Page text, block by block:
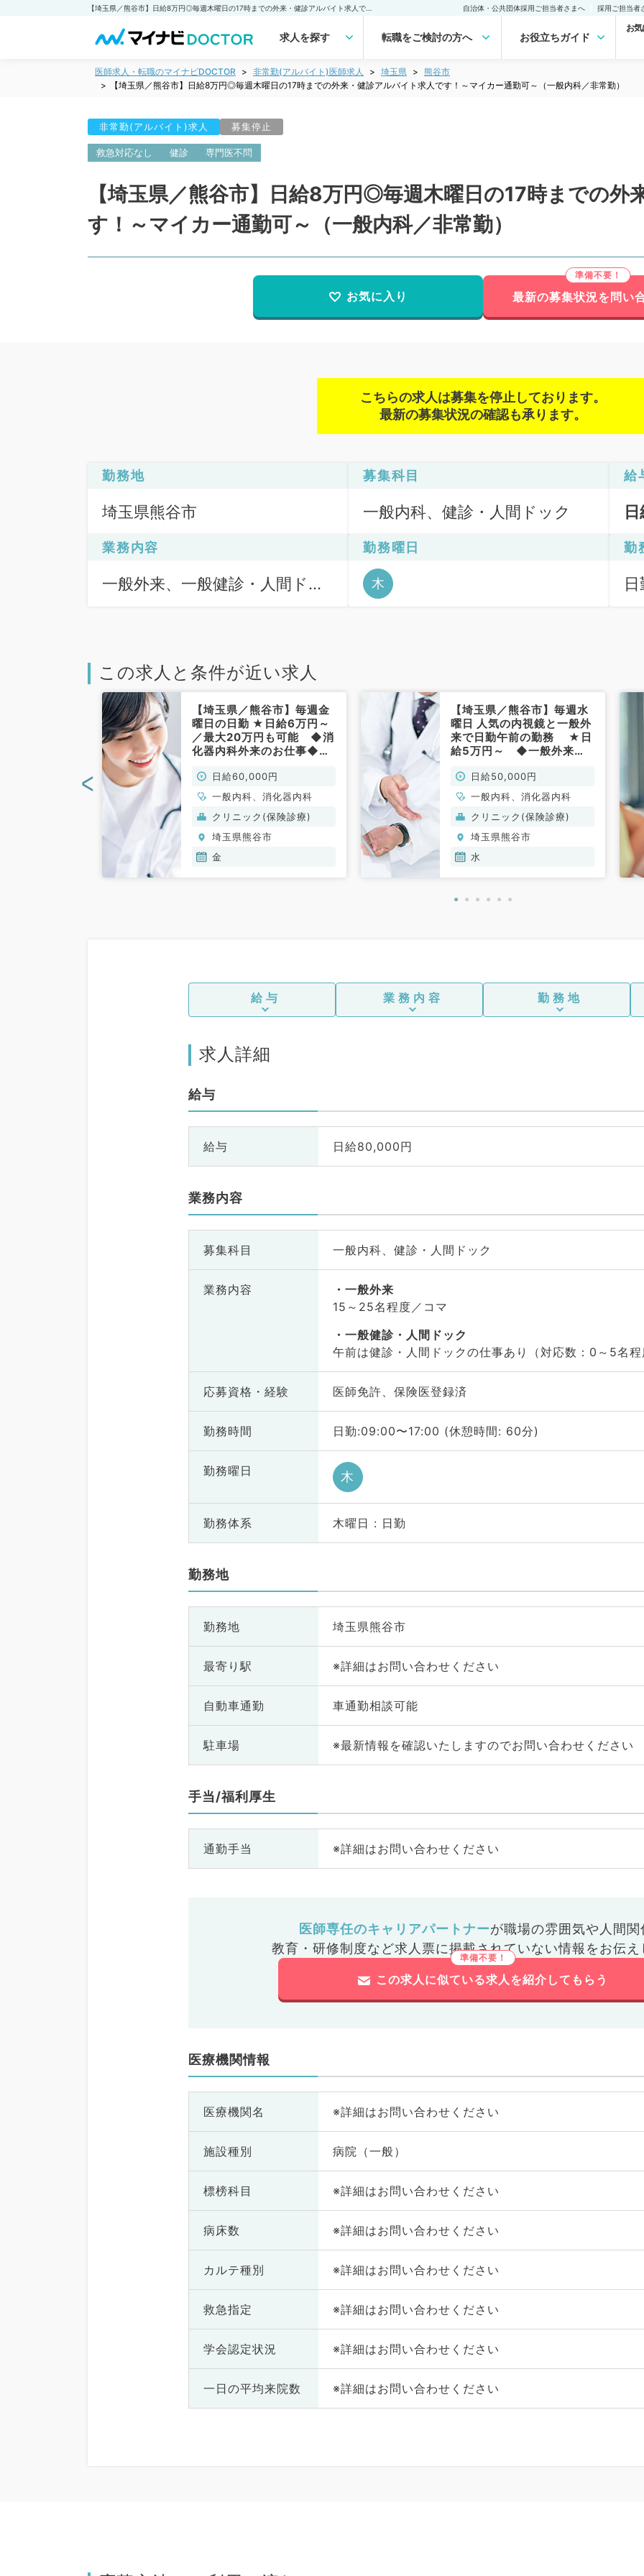
自治体・公共団体採用ご担当者さまへ 採用ご担当者
求人を探す 転職をご検討の方へ お役立ちガイド
お
医師求人・転職のマイナビDOCTOR 非常勤(アルバイト)医師求人 埼玉県
熊谷市
【埼玉県／熊谷市】日給8万円◎毎週木曜日の17時までの外来・健診アルバイト求人です！～マイカー通勤可～（一般内科／非常勤）
非常勤(アルバイト)求人 募集停止
救急対応なし 健診 専門医不問
【埼玉県／熊谷市】日給8万円◎毎週木曜日の17時までの外
す！～マイカー通勤可～（一般内科／非常勤）
お気に入り 最新の募集状況を問い
こちらの求人は募集を停止しております。
最新の募集状況の確認も承ります。
勤務地
埼玉県熊谷市
募集科目
一般内科、健診・人間ドック
給
業務内容
一般外来、一般健診・人間ドッ
勤務曜日
木
勤
この求人と条件が近い求人
【埼玉県／熊谷市】毎週金
曜日の日勤 ★日給6万円～
／最大20万円も可能 ◆消
化器内科外来のお仕事◆内
カー通勤可～（一般内科・
消化器内科／非常勤）
日給60,000円
一般内科、消化器内科
クリニック(保険診療)
埼玉県熊谷市
金
【埼玉県／熊谷市】毎週水
曜日 人気の内視鏡と一般外
来で日勤午前の勤務 ★日
給5万円～ ◆一般外来・
カー通勤可～（消化器内科
／非常勤）
日給50,000円
一般内科、消化器内科
クリニック(保険診療)
埼玉県熊谷市
水
<
給与 業務内容 勤務地
求人詳細
給与
給与 日給80,000円
業務内容
募集科目 一般内科、健診・人間ドック
業務内容
一般外来
15～25名程度／コマ
一般健診・人間ドック
午前は健診・人間ドックの仕事あり（対応数：0～5名
応募資格・ 経験 医師免許、保険医登録済
勤務時間 日勤:09:00〜17:00 (休憩時間: 60分)
勤務曜日 木
勤務体系 木曜日 : 日勤
勤務地
勤務地 埼玉県熊谷市
最寄り駅 ※詳細はお問い合わせください
自動車通勤 車通勤相談可能
駐車場 ※最新情報を確認いたしますのでお問い合わせください
手当/福利厚生
通勤手当 ※詳細はお問い合わせください
医師専任のキャリアパートナーが職場の雰囲気や人間関
教育・研修制度など求人票に掲載されていない情報をお伝え
この求人に似ている求人を紹介してもらう
医療機関情報
医療機関名 ※詳細はお問い合わせください
施設種別 病院（一般）
標榜科目 ※詳細はお問い合わせください
病床数 ※詳細はお問い合わせください
カルテ種別 ※詳細はお問い合わせください
救急指定 ※詳細はお問い合わせください
学会認定状況 ※詳細はお問い合わせください
一日の平均来院数 ※詳細はお問い合わせください